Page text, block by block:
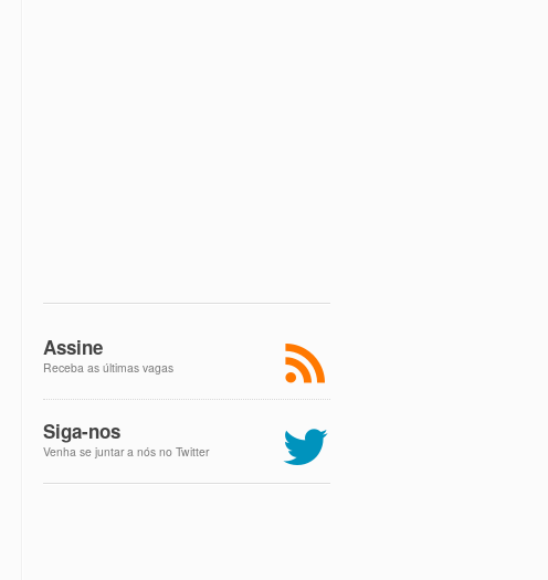
Assine
Receba as últimas vagas
Siga-nos
Venha se juntar a nós no Twitter